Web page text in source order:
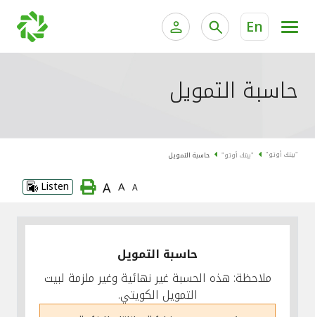
En
الخدمات المصرفية الإلكترونية للأفراد
خدمة "بيتك" للتداول الإلكتروني
جميع السيارات
اتصل بنا
حاسبة التمويل
"بيتك أوتو" "بيتك أوتو" حاسبة التمويل
A
A
A
Listen
حاسبة التمويل
ملاحظة: هذه الحسبة غير نهائية وغير ملزمة لبيت
التمويل الكويتي.